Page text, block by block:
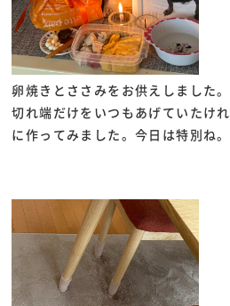
卵焼きとささみをお供えしました
切れ端だけをいつもあげていたけ
に作ってみました。今日は特別ね。